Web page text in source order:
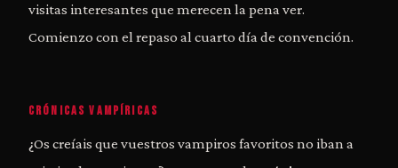
visitas interesantes que merecen la pena ver.
Comienzo con el repaso al cuarto día de convención.
CRÓNICAS VAMPÍRICAS
¿Os creíais que vuestros vampiros favoritos no iban a